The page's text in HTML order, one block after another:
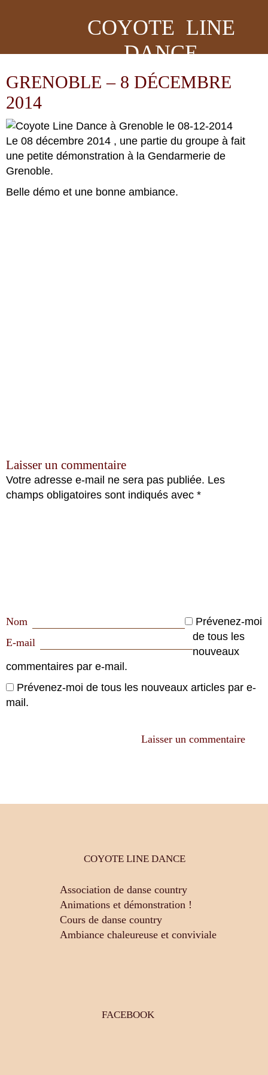
COYOTE LINE
DANCE
GRENOBLE – 8 DÉCEMBRE
2014
Le 08 décembre 2014 , une partie du groupe à fait
une petite démonstration à la Gendarmerie de
Grenoble.
Belle démo et une bonne ambiance.
Laisser un commentaire
Votre adresse e-mail ne sera pas publiée. Les
champs obligatoires sont indiqués avec *
Nom
E-mail
Prévenez-moi
de tous les
nouveaux
commentaires par e-mail.
Prévenez-moi de tous les nouveaux articles par e-
mail.
COYOTE LINE DANCE
Association de danse country
Animations et démonstration !
Cours de danse country
Ambiance chaleureuse et conviviale
FACEBOOK